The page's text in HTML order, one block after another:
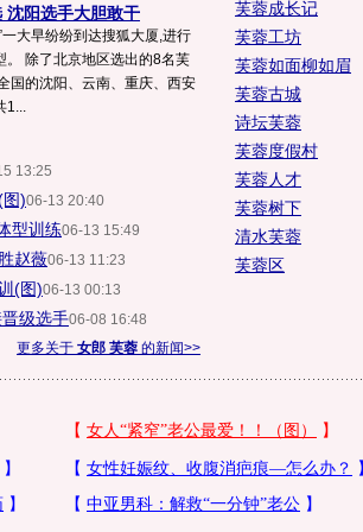
沈阳选手大胆敢干
大早纷纷到达搜狐大厦,进行
。 除了北京地区选出的8名芙
国的沈阳、云南、重庆、西安
1...
13:25
图)06-13 20:40
型训练06-13 15:49
赵薇06-13 11:23
(图)06-13 00:13
级选手06-08 16:48
更多关于 女郎 芙蓉 的新闻>>
芙蓉成长记
芙蓉工坊
芙蓉如面柳如眉
芙蓉古城
诗坛芙蓉
芙蓉度假村
芙蓉人才
芙蓉树下
清水芙蓉
芙蓉区